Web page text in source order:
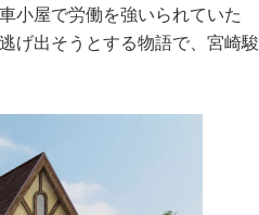
小屋で労働を強いられていた
げ出そうとする物語で、宮崎駿